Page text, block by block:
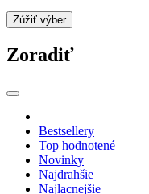
Zúžiť výber
Zoradiť
Bestsellery
Top hodnotené
Novinky
Najdrahšie
Najlacnejšie